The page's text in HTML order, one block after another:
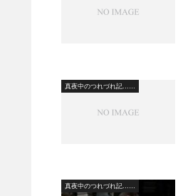
真夜中のつれづれ記……
真夜中のつれづれ記……